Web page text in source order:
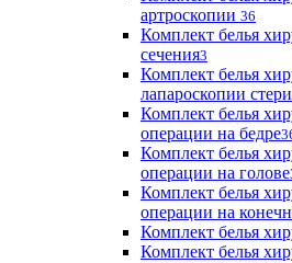
артроскопии 36
Комплект белья
сечения3
Комплект белья
лапароскопии
Комплект белья
операции на бедре
Комплект белья
операции на голове
Комплект белья
операции на
Комплект белья
Комплект белья